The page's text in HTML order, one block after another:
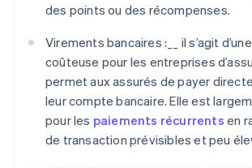
des points ou des récompenses.
Virements bancaires :__ il s’agit
coûteuse pour les entreprises
permet aux assurés de payer
leur compte bancaire. Elle est
pour les paiements récurrents en
de transaction prévisibles et peu